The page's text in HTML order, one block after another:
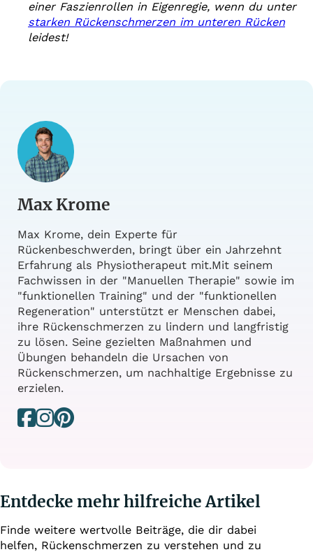
einer Faszienrollen in Eigenregie, wenn du unter
starken Rückenschmerzen im unteren Rücken
leidest!
Max Krome
Max Krome, dein Experte für
Rückenbeschwerden, bringt über ein Jahrzehnt
Erfahrung als Physiotherapeut mit.Mit seinem
Fachwissen in der "Manuellen Therapie" sowie im
"funktionellen Training" und der "funktionellen
Regeneration" unterstützt er Menschen dabei,
ihre Rückenschmerzen zu lindern und langfristig
zu lösen. Seine gezielten Maßnahmen und
Übungen behandeln die Ursachen von
Rückenschmerzen, um nachhaltige Ergebnisse zu
erzielen.
Folge mir auf Facebook
Folge mir auf Instagram
Folge mir auf Pinterest
Entdecke mehr hilfreiche Artikel
Finde weitere wertvolle Beiträge, die dir dabei
helfen, Rückenschmerzen zu verstehen und zu